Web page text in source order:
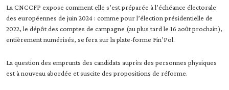
La CNCCFP expose comment elle s’est préparée à l’échéance électorale
des européennes de juin 2024 : comme pour l’élection présidentielle de
2022, le dépôt des comptes de campagne (au plus tard le 16 août prochain),
entièrement numérisés, se fera sur la plate-forme Fin’Pol.
La question des emprunts des candidats auprès des personnes physiques
est à nouveau abordée et suscite des propositions de réforme.